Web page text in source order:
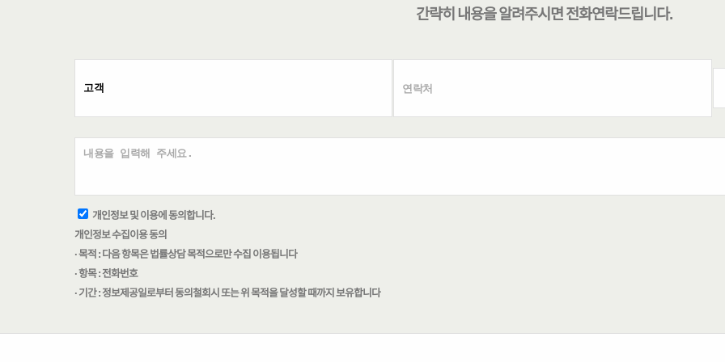
간략히 내용을 알려주시면전화연락드립니다.
개인정보 및 이용에 동의합니다.
개인정보 수집이용 동의
· 목적 : 다음 항목은 법률상담 목적으로만 수집 이용됩니다
· 항목 : 전화번호
· 기간 : 정보제공일로부터 동의철회시 또는 위 목적을 달성할 때까지 보유합니다